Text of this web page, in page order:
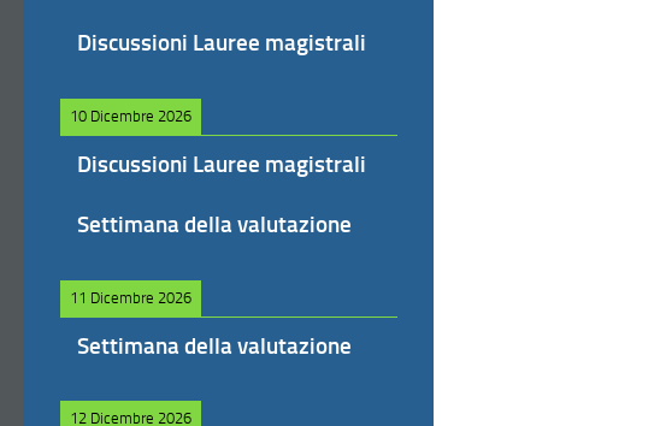
Discussioni Lauree magistrali
10 Dicembre 2026
Discussioni Lauree magistrali
Settimana della valutazione
11 Dicembre 2026
Settimana della valutazione
12 Dicembre 2026